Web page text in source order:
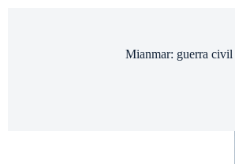
Mianmar: guerra civil